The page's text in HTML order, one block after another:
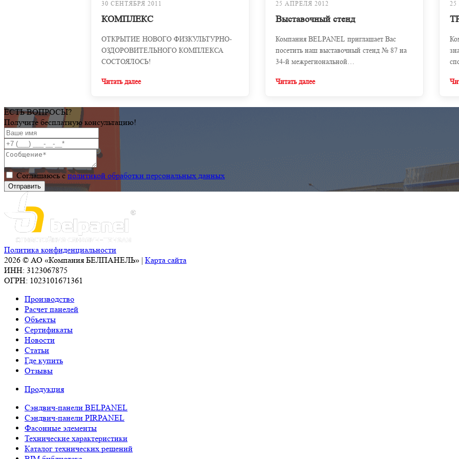
30 СЕНТЯБРЯ 2011
КОМПЛЕКС
ОТКРЫТИЕ НОВОГО ФИЗКУЛЬТУРНО-
ОЗДОРОВИТЕЛЬНОГО КОМПЛЕКСА
СОСТОЯЛОСЬ!
Читать далее
25 АПРЕЛЯ 2012
Выставочный стенд
Компания BELPANEL приглашает Вас
посетить наш выставочный стенд № 87 на
34-й межрегиональной
международным участием.
Читать далее
ЕСТЬ ВОПРОСЫ?
Получите бесплатную консультацию!
Соглашаюсь сполитикой обработки персональных данных
Политика конфиденциальности
2026 © АО «Компания БЕЛПАНЕЛЬ» | Карта сайта
ИНН: 3123067875
ОГРН: 1023101671361
Производство
Расчет панелей
Объекты
Сертификаты
Новости
Статьи
Где купить
Отзывы
Продукция
Сэндвич-панели BELPANEL
Сэндвич-панели PIRPANEL
Фасонные элементы
Технические характеристики
Каталог технических решений